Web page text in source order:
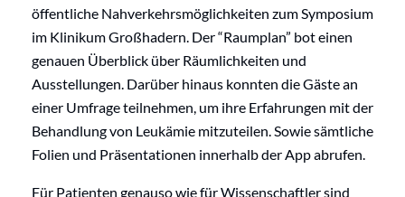
öffentliche Nahverkehrsmöglichkeiten zum Symposium
im Klinikum Großhadern. Der “Raumplan” bot einen
genauen Überblick über Räumlichkeiten und
Ausstellungen. Darüber hinaus konnten die Gäste an
einer Umfrage teilnehmen, um ihre Erfahrungen mit der
Behandlung von Leukämie mitzuteilen. Sowie sämtliche
Folien und Präsentationen innerhalb der App abrufen.
Für Patienten genauso wie für Wissenschaftler sind